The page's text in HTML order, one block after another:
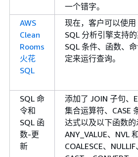
一个错字。
AWS
Clean
Rooms
火花
SQL
现在，客户可以使用
SQL 分析引擎支持
SQL 条件、函数、
定来运行查询。
SQL 命
令和
SQL 函
数-更
新
添加了 JOIN 子句、
集合运算符、CASE
达式以及以下函数的
ANY_VALUE、NVL
COALESCE、NULLIF、